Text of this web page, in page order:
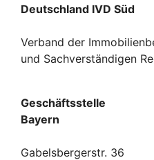
Deutschland IVD Süd
Verband der
und Sachverständigen
Geschäftsstelle
Bayern
Gabelsbergerstr. 36